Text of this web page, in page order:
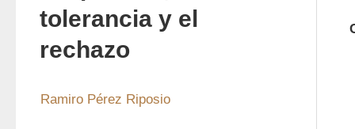
tolerancia y el
rechazo
Ramiro Pérez Riposio